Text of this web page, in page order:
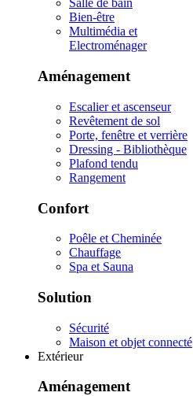
Salle de bain
Bien-être
Multimédia et
Electroménager
Aménagement
Escalier et ascenseur
Revêtement de sol
Porte, fenêtre et verrière
Dressing - Bibliothèque
Plafond tendu
Rangement
Confort
Poêle et Cheminée
Chauffage
Spa et Sauna
Solution
Sécurité
Maison et objet connecté
Extérieur
Aménagement